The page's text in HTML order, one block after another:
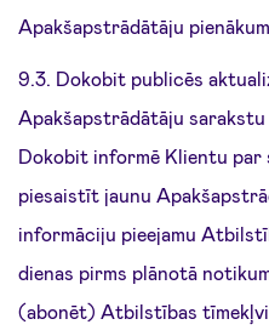
Apakšapstrādātāju
9.3. Dokobit publicēs
Apakšapstrādātāju
Dokobit informē Klientu par
piesaistīt jaunu
informāciju pieejamu
dienas pirms plānotā
(abonēt) Atbilstības